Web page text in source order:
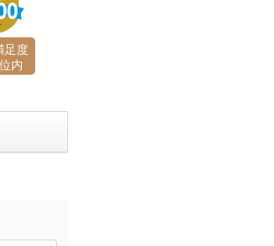
足度
位内